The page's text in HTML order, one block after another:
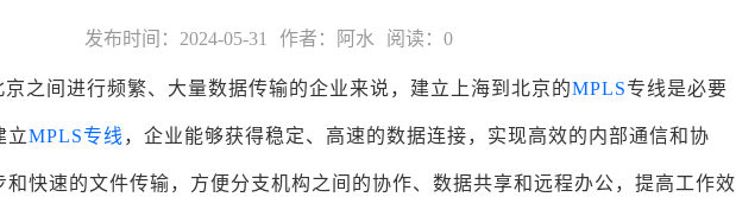
发布时间：2024-05-31 作者：阿水 阅读： 0
之间进行频繁、大量数据传输的企业来说，建立上海到北京的MPLS专线是必要
立MPLS专线 ，企业能够获得稳定、高速的数据连接，实现高效的内部通信和协
快速的文件传输，方便分支机构之间的协作、数据共享和远程办公，提高工作效